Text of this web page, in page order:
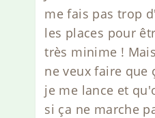
me fais pas trop
les places pour
très minime !
ne veux faire que
je me lance et
si ça ne marche